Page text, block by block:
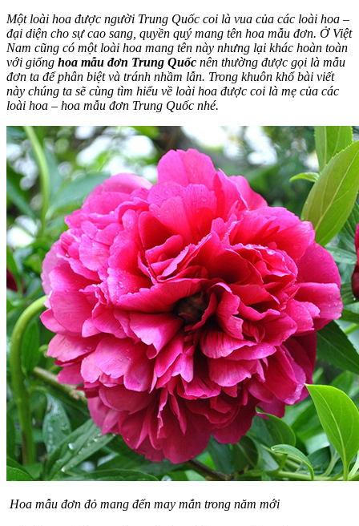
Một loài hoa được người Trung Quốc coi là vua của các loài hoa –
đại diện cho sự cao sang, quyền quý mang tên hoa mẫu đơn. Ở Việt
Nam cũng có một loài hoa mang tên này nhưng lại khác hoàn toàn
với giống hoa mẫu đơn Trung Quốc nên thường được gọi là mẫu
đơn ta để phân biệt và tránh nhầm lẫn. Trong khuôn khổ bài viết
này chúng ta sẽ cùng tìm hiểu về loài hoa được coi là mẹ của các
loài hoa – hoa mẫu đơn Trung Quốc nhé.
Hoa mẫu đơn đỏ mang đến may mắn trong năm mới